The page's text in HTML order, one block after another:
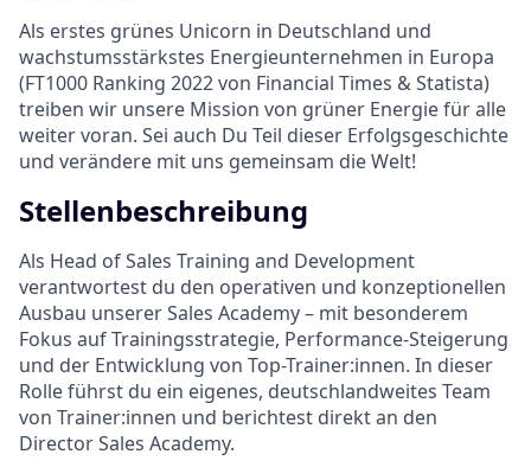
Als erstes grünes Unicorn in Deutschland und
wachstumsstärkstes Energieunternehmen in Europa
(FT1000 Ranking 2022 von Financial Times & Statista)
treiben wir unsere Mission von grüner Energie für alle
weiter voran. Sei auch Du Teil dieser Erfolgsgeschichte
und verändere mit uns gemeinsam die Welt!
Stellenbeschreibung
Als Head of Sales Training and Development
verantwortest du den operativen und konzeptionellen
Ausbau unserer Sales Academy – mit besonderem
Fokus auf Trainingsstrategie, Performance-Steigerung
und der Entwicklung von Top-Trainer:innen. In dieser
Rolle führst du ein eigenes, deutschlandweites Team
von Trainer:innen und berichtest direkt an den
Director Sales Academy.